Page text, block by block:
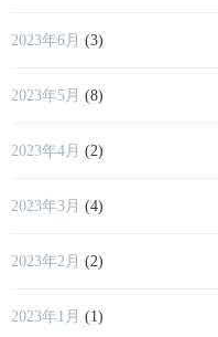
2023年6月 (3)
2023年5月 (8)
2023年4月 (2)
2023年3月 (4)
2023年2月 (2)
2023年1月 (1)